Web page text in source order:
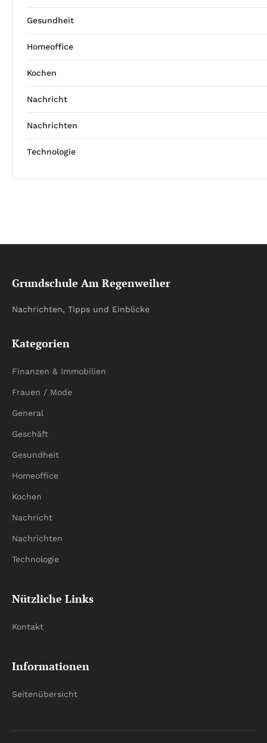
Gesundheit
Homeoffice
Kochen
Nachricht
Nachrichten
Technologie
Grundschule Am Regenweiher
Nachrichten, Tipps und Einblicke
Kategorien
Finanzen & Immobilien
Frauen / Mode
General
Geschäft
Gesundheit
Homeoffice
Kochen
Nachricht
Nachrichten
Technologie
Nützliche Links
Kontakt
Informationen
Seitenübersicht